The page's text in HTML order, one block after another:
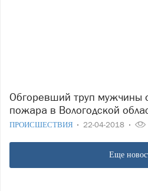
Обгоревший труп мужчины обнаружен на месте
пожара в Вологодской
ПРОИСШЕСТВИЯ 22-04-2018
Еще